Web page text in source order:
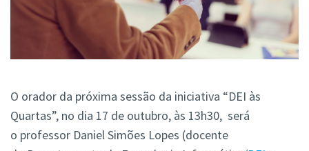
O orador da próxima sessão da iniciativa “DEI às
Quartas”, no dia 17 de outubro, às 13h30, será
o professor Daniel Simões Lopes (docente